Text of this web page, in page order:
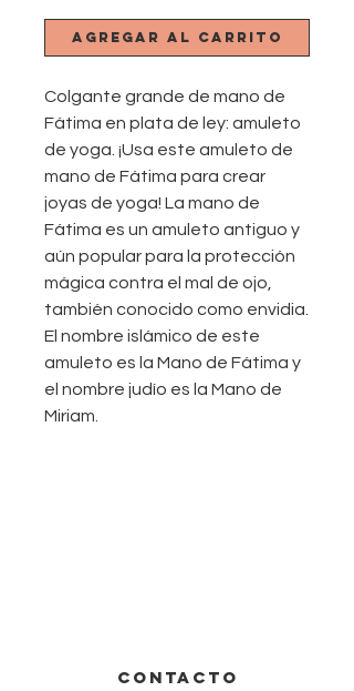
Agregar al carrito
Colgante grande de mano de
Fátima en plata de ley: amuleto
de yoga. ¡Usa este amuleto de
mano de Fátima para crear
joyas de yoga! La mano de
Fátima es un amuleto antiguo y
aún popular para la protección
mágica contra el mal de ojo,
también conocido como envidia.
El nombre islámico de este
amuleto es la Mano de Fátima y
el nombre judío es la Mano de
Miriam.
CONTACTO